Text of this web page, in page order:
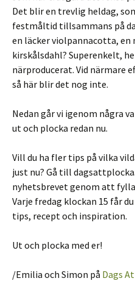
Det blir en trevlig heldag,
festmåltid tillsammans på
en läcker violpannacotta, en
kirskålsdahl? Superenkelt,
närproducerat. Vid närmare
så här blir det nog inte.
Nedan går vi igenom några
ut och plocka redan nu.
Vill du ha fler tips på vilka
just nu? Gå till
nyhetsbrevet genom att
Varje fredag klockan 15 får
tips, recept och inspiration.
Ut och plocka med er!
/Emilia och Simon på Dags